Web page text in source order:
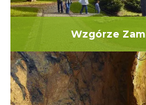
Wzgórze